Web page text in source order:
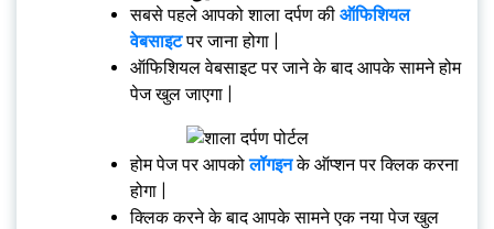
सबसे पहले आपको शाला दर्पण की ऑफिशियल
वेबसाइटपर जाना होगा |
ऑफिशियल वेबसाइट पर जाने के बाद आपके सामने होम
पेज खुल जाएगा |
होम पेज पर आपकोलॉगइनके ऑप्शन पर क्लिक करना
होगा |
क्लिक करने के बाद आपके सामने एक नया पेज खुल